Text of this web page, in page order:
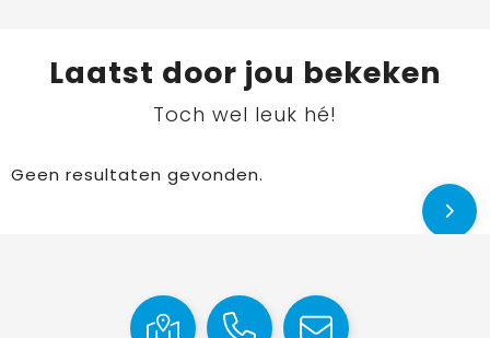
Laatst door jou bekeken
Toch wel leuk hé!
Geen resultaten gevonden.